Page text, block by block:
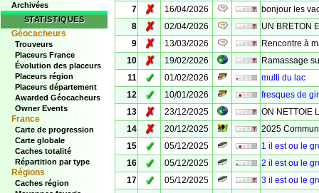
Archivées
STATISTIQUES
Géocacheurs
Trouveurs
Placeurs France
Évolution des placeurs
Placeurs région
Placeurs département
Awarded Géocacheurs
Owner Events
France
Carte de progression
Carte globale
Caches totalité
Répartition par type
Régions
Caches région
7
✗ 16/04/2026
bonjour les
8
✗ 02/04/2026
UN BRETON
9
✗ 13/03/2026
Rencontre à
10
✗ 19/02/2026
Ramassage
11
✓ 01/02/2026
multi du lac
12
✓ 10/01/2026
fresques de
13
✗ 23/12/2025
ON NETTOIE
14
✗ 20/12/2025
2025
15
✓ 05/12/2025
1 il est ou le
16
✓ 05/12/2025
2 il est ou le
17
✓ 05/12/2025
3 il est ou le